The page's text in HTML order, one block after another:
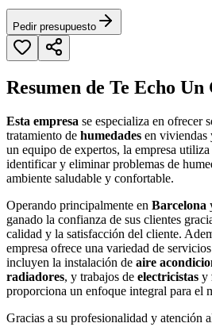
Pedir presupuesto
Resumen de Te Echo Un
Esta empresa se especializa en ofrecer
tratamiento de humedades en viviendas
un equipo de expertos, la empresa
identificar y eliminar problemas de
ambiente saludable y confortable.
Operando principalmente en Barcelona
ganado la confianza de sus clientes
calidad y la satisfacción del cliente.
empresa ofrece una variedad de
incluyen la instalación de aire
radiadores, y trabajos de electricistas y
proporciona un enfoque integral para el
Gracias a su profesionalidad y atención